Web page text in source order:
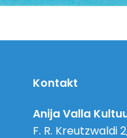
Kontakt
Anija Valla
F. R. Kreutzwaldi